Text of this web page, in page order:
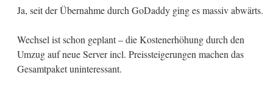
Ja, seit der Übernahme durch GoDaddy ging es massiv abwärts.
Wechsel ist schon geplant – die Kostenerhöhung durch den
Umzug auf neue Server incl. Preissteigerungen machen das
Gesamtpaket uninteressant.